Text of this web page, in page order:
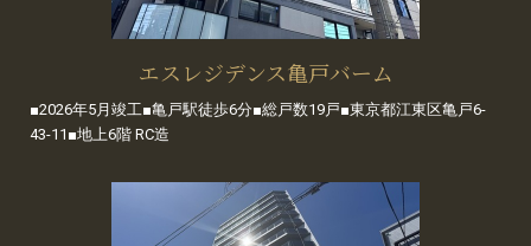
エスレジデンス亀戸バーム
■2026年5月竣工■亀戸駅徒歩6分■総戸数19戸■東京都江東区亀戸6-
43-11■地上6階 RC造